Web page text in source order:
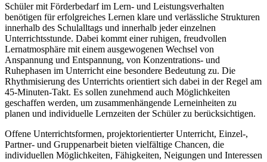
Schüler mit Förderbedarf im Lern- und Leistungsverhalten
benötigen für erfolgreiches Lernen klare und verlässliche Strukturen
innerhalb des Schulalltags und innerhalb jeder einzelnen
Unterrichtsstunde. Dabei kommt einer ruhigen, freudvollen
Lernatmosphäre mit einem ausgewogenen Wechsel von
Anspannung und Entspannung, von Konzentrations- und
Ruhephasen im Unterricht eine besondere Bedeutung zu. Die
Rhythmisierung des Unterrichts orientiert sich dabei in der Regel am
45-Minuten-Takt. Es sollen zunehmend auch Möglichkeiten
geschaffen werden, um zusammenhängende Lerneinheiten zu
planen und individuelle Lernzeiten der Schüler zu berücksichtigen.
Offene Unterrichtsformen, projektorientierter Unterricht, Einzel-,
Partner- und Gruppenarbeit bieten vielfältige Chancen, die
individuellen Möglichkeiten, Fähigkeiten, Neigungen und Interessen